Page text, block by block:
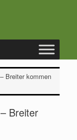
Breiter kommen
Breiter